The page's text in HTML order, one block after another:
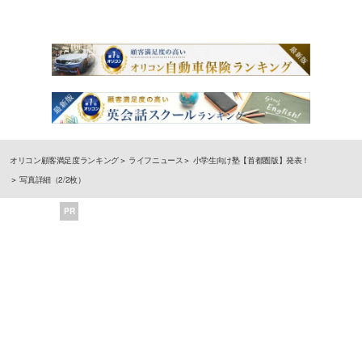
オリコン顧客満足度ランキング ライフニュース
小学生向け塾【首都圏版】発表！
写真詳細（2/2枚）
PR